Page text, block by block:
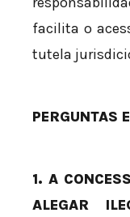
facilita o
tutela
PERGUNTAS
1. A
ALEGAR